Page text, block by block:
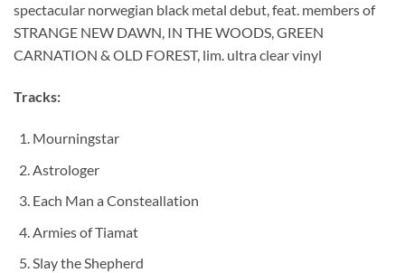
spectacular norwegian black metal debut, feat. members of
STRANGE NEW DAWN, IN THE WOODS, GREEN
CARNATION & OLD FOREST, lim. ultra clear vinyl
Tracks:
Mourningstar
Astrologer
Each Man a Consteallation
Armies of Tiamat
Slay the Shepherd